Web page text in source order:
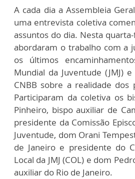
A cada dia a Assembleia
uma entrevista coletiva
assuntos do dia. Nesta
abordaram o trabalho com a
os últimos
Mundial da Juventude (JMJ)
CNBB sobre a realidade dos
Participaram da coletiva os
Pinheiro, bispo auxiliar de
presidente da Comissão
Juventude, dom Orani
de Janeiro e presidente do
Local da JMJ (COL) e dom
auxiliar do Rio de Janeiro.